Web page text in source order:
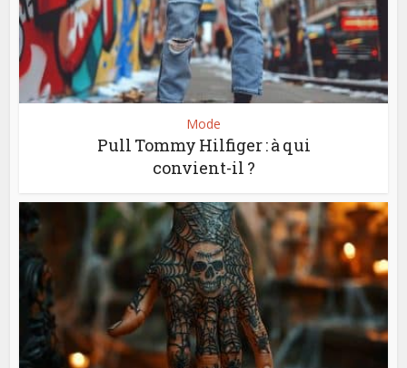
Mode
Pull Tommy Hilfiger : à qui
convient-il ?